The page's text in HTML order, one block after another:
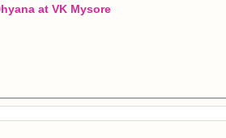
at VK Mysore